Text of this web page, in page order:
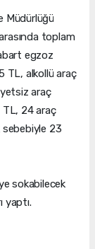
Müdürlüğü
toplam
egzoz
TL, alkollü araç
araç
TL, 24 araç
sebebiyle 23
sokabilecek
yaptı.